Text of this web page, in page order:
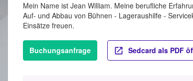
Mein Name ist Jean William. Meine berufliche
Auf- und Abbau von Bühnen - Lageraushilfe -
Einsätze freuen.
Buchungsanfrage Sedcard als PDF